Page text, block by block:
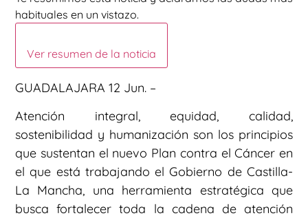
habituales en un vistazo.
Ver resumen de la noticia
GUADALAJARA 12 Jun. –
Atención integral, equidad, calidad,
sostenibilidad y humanización son los principios
que sustentan el nuevo Plan contra el Cáncer en
el que está trabajando el Gobierno de Castilla-
La Mancha, una herramienta estratégica que
busca fortalecer toda la cadena de atención